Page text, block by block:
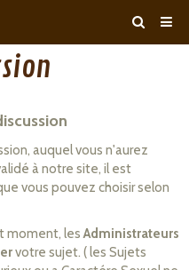
›
auquel vous n'aurez
à notre site, il est
vous pouvez choisir selon
moment, lesAdministrateurs
votre sujet. ( les Sujets